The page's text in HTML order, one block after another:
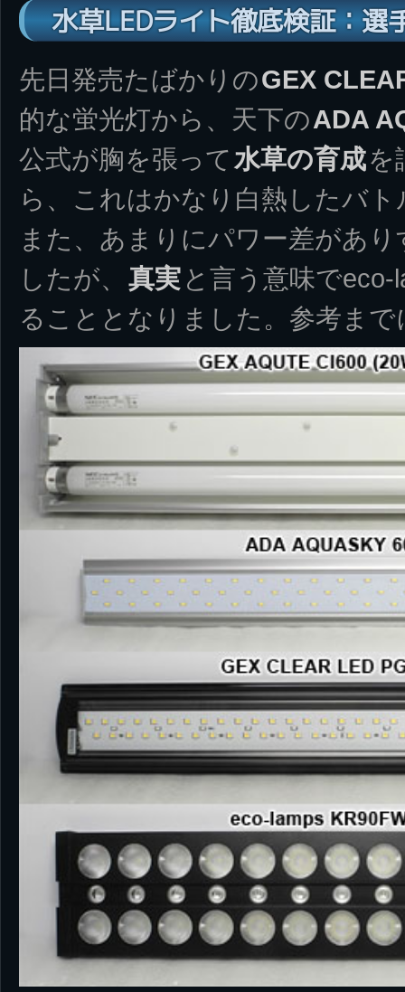
水草LEDライト徹底検証：選
先日発売たばかりのGEX
的な蛍光灯から、天下のADA
公式が胸を張って水草の育成を
ら、これはかなり白熱したバ
また、あまりにパワー差があ
したが、 真実 と言う意味で
ることとなりました。参考まで